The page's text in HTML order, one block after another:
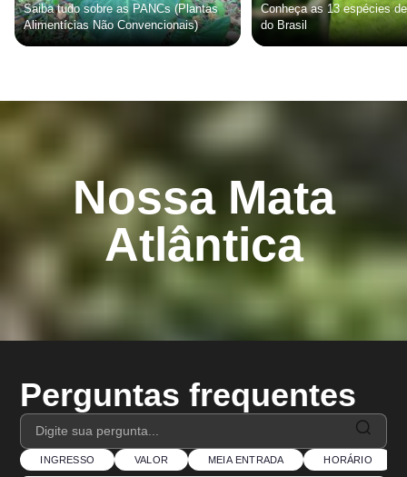
Saiba tudo sobre as PANCs (Plantas
Alimentícias Não Convencionais)
Conheça as 13 espécies
do Brasil
Nossa Mata
Atlântica
Perguntas frequentes
INGRESSO VALOR MEIA ENTRADA HORÁRIO